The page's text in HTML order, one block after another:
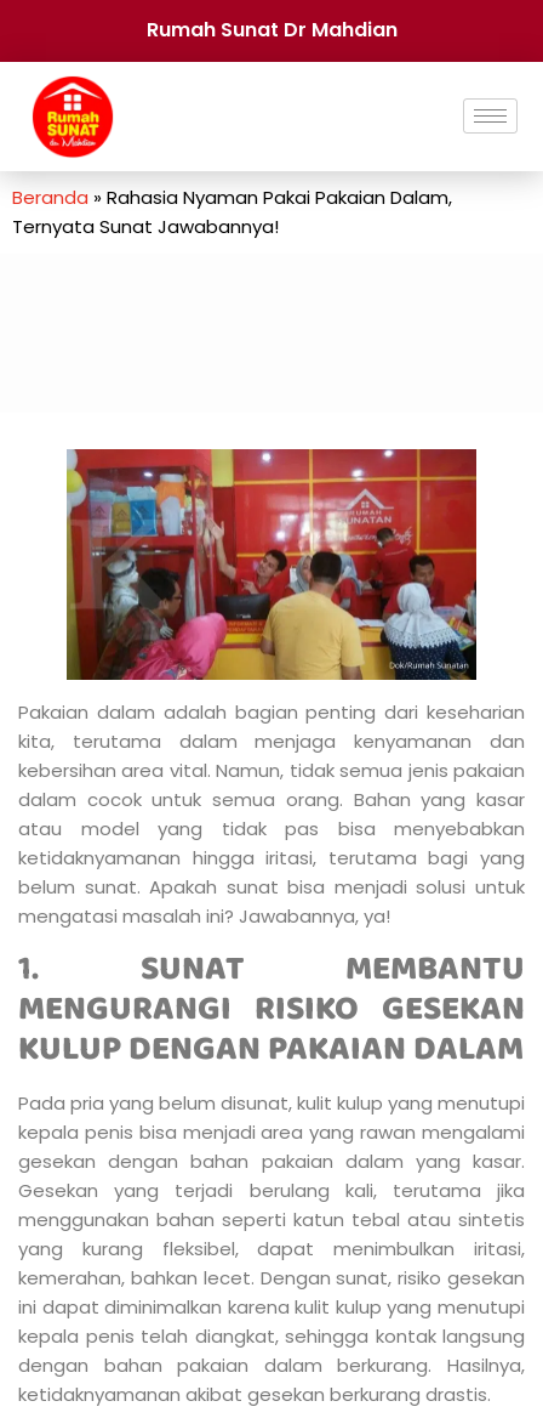
Rumah Sunat Dr Mahdian
Beranda »Rahasia Nyaman Pakai Pakaian Dalam,
Ternyata Sunat Jawabannya!
Pakaian dalam adalah bagian penting dari keseharian
kita, terutama dalam menjaga kenyamanan dan
kebersihan area vital. Namun, tidak semua jenis pakaian
dalam cocok untuk semua orang. Bahan yang kasar
atau model yang tidak pas bisa menyebabkan
ketidaknyamanan hingga iritasi, terutama bagi yang
belum sunat. Apakah sunat bisa menjadi solusi untuk
mengatasi masalah ini? Jawabannya, ya!
1. SUNAT MEMBANTU
MENGURANGI RISIKO GESEKAN
KULUP DENGAN PAKAIAN DALAM
Pada pria yang belum disunat, kulit kulup yang menutupi
kepala penis bisa menjadi area yang rawan mengalami
gesekan dengan bahan pakaian dalam yang kasar.
Gesekan yang terjadi berulang kali, terutama jika
menggunakan bahan seperti katun tebal atau sintetis
yang kurang fleksibel, dapat menimbulkan iritasi,
kemerahan, bahkan lecet. Dengan sunat, risiko gesekan
ini dapat diminimalkan karena kulit kulup yang menutupi
kepala penis telah diangkat, sehingga kontak langsung
dengan bahan pakaian dalam berkurang. Hasilnya,
ketidaknyamanan akibat gesekan berkurang drastis.